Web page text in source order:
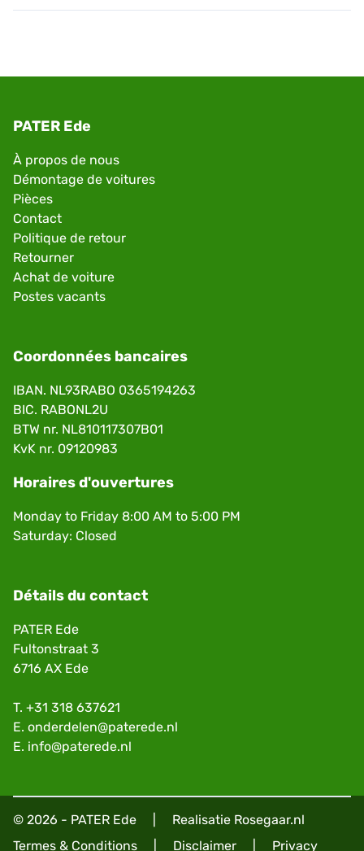
PATER Ede
À propos de nous
Démontage de voitures
Pièces
Contact
Politique de retour
Retourner
Achat de voiture
Postes vacants
Coordonnées bancaires
IBAN. NL93RABO 0365194263
BIC. RABONL2U
BTW nr. NL810117307B01
KvK nr. 09120983
Horaires d'ouvertures
Monday to Friday 8:00 AM to 5:00 PM
Saturday: Closed
Détails du contact
PATER Ede
Fultonstraat 3
6716 AX Ede
T. +31 318 637621
E. onderdelen@paterede.nl
E. info@paterede.nl
© 2026 - PATER Ede Realisatie Rosegaar.nl
Termes & Conditions
Disclaimer Privacy